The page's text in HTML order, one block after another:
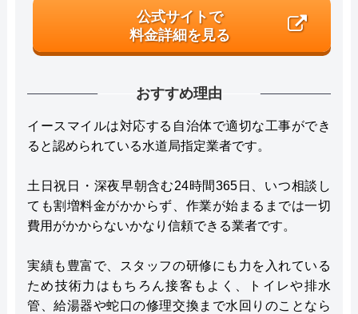
公式サイトで
料金詳細を見る
おすすめ理由
イースマイルは対応する自治体で適切な工事ができ
ると認められている水道局指定業者です。
土日祝日・深夜早朝含む24時間365日、いつ相談し
ても割増料金がかからず、作業が始まるまでは一切
費用がかからないかなり信頼できる業者です。
実績も豊富で、スタッフの研修にも力を入れている
ため技術力はもちろん接客もよく、トイレや排水
管、給湯器や蛇口の修理交換まで水回りのことなら